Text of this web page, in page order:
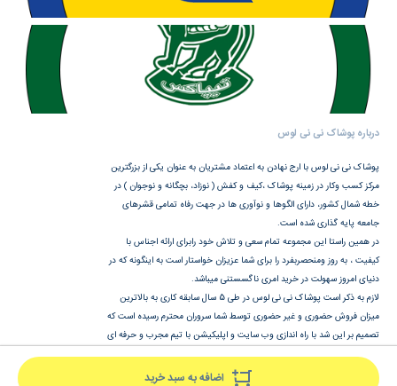
اضافه به سبد خرید
درباره پوشاک نی نی لوس
پوشاک نی نی لوس با ارج نهادن به اعتماد مشتریان به عنوان یکی از بزرگترین
مرکز کسب وکار در زمینه پوشاک ،کیف و کفش ( نوزاد، بچگانه و نوجوان ) در
خطه شمال کشور، دارای الگوها و نوآوری ها در جهت رفاه تمامی قشرهای
جامعه پایه گذاری شده است.
در همین راستا این مجموعه تمام سعی و تلاش خود رابرای ارائه اجناس با
کیفیت ، به روز ومنحصربفرد را برای شما عزیزان خواستار است به اینگونه که در
دنیای امروز سهولت در خرید امری ناگسستنی میباشد.
لازم به ذکر است پوشاک نی نی لوس در طی 5 سال سابقه کاری به بالاترین
میزان فروش حضوری و غیر حضوری توسط شما سروران محترم رسیده است که
تصمیم بر این شد با راه اندازی وب سایت و اپلیکیشن با تیم مجرب و حرفه ای
در هرشرایط ساعات شبانه روز با خیالی راحت وآسوده خریدتان را انجام دهید.